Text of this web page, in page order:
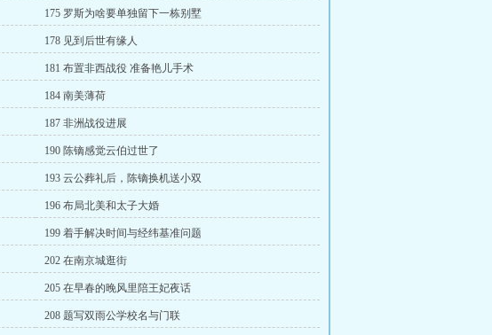
175 罗斯为啥要单独留下一栋别墅
178 见到后世有缘人
181 布置非西战役 准备艳儿手术
184 南美薄荷
187 非洲战役进展
190 陈镝感觉云伯过世了
193 云公葬礼后，陈镝换机送小双
196 布局北美和太子大婚
199 着手解决时间与经纬基准问题
202 在南京城逛街
205 在早春的晚风里陪王妃夜话
208 题写双雨公学校名与门联